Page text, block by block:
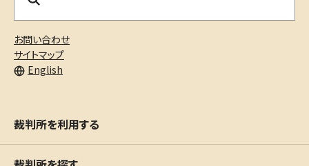
お問い合わせ
サイトマップ
English
内
検
索
裁判所を利用する